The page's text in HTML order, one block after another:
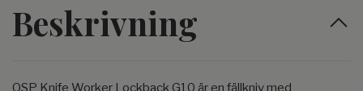
Beskrivning
QSP Knife Worker Lockback G10 är en fällkniv med